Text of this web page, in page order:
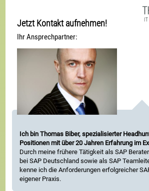
Jetzt Kontakt aufnehmen!
Ihr Ansprechpartner:
Ich bin Thomas Biber, spezialisierter
Positionen mit über 20 Jahren Erfahrung im
Durch meine frühere Tätigkeit als SAP
bei SAP Deutschland sowie als SAP
kenne ich die Anforderungen erfolgreicher
eigener Praxis.